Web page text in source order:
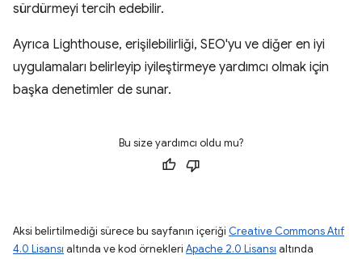
sürdürmeyi tercih edebilir.
Ayrıca Lighthouse, erişilebilirliği, SEO'yu ve diğer en iyi
uygulamaları belirleyip iyileştirmeye yardımcı olmak için
başka denetimler de sunar.
Bu size yardımcı oldu mu?
Aksi belirtilmediği sürece bu sayfanın içeriği Creative Commons Atıf
4.0 Lisansı altında ve kod örnekleri Apache 2.0 Lisansı altında